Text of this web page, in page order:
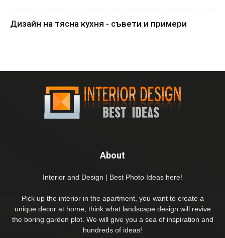
Дизайн на тясна кухня - съвети и примери
About
Interior and Design | Best Photo Ideas here!
Pick up the interior in the apartment, you want to create a
unique decor at home, think what landscape design will revive
the boring garden plot. We will give you a sea of inspiration and
hundreds of ideas!